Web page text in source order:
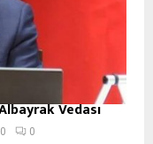
Vedası
0